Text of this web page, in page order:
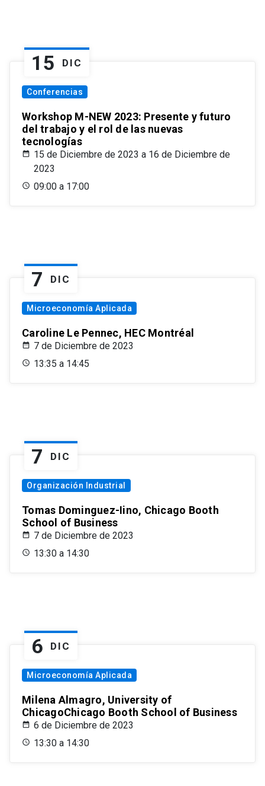
15 DIC
Conferencias
Workshop M-NEW 2023: Presente y futuro
del trabajo y el rol de las nuevas
tecnologías
15 de Diciembre de 2023 a 16 de Diciembre de
2023
09:00 a 17:00
7 DIC
Microeconomía Aplicada
Caroline Le Pennec, HEC Montréal
7 de Diciembre de 2023
13:35 a 14:45
7 DIC
Organización Industrial
Tomas Dominguez-Iino, Chicago Booth
School of Business
7 de Diciembre de 2023
13:30 a 14:30
6 DIC
Microeconomía Aplicada
Milena Almagro, University of
ChicagoChicago Booth School of Business
6 de Diciembre de 2023
13:30 a 14:30